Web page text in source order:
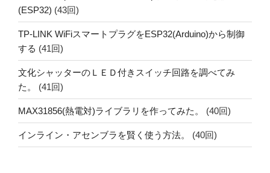
(ESP32) (43回)
TP-LINK WiFiスマートプラグをESP32(Arduino)から制御
する (41回)
文化シャッターのＬＥＤ付きスイッチ回路を調べてみ
た。
(41回)
MAX31856(熱電対)ライブラリを作ってみた。 (40回)
インライン・アセンブラを賢く使う方法。 (40回)